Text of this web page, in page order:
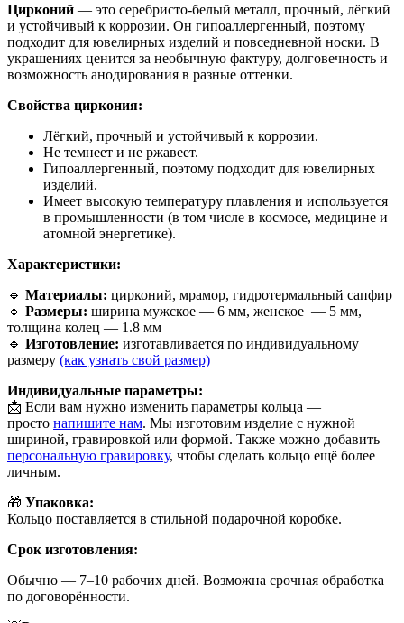
Цирконий — это серебристо-белый металл, прочный, лёгкий
и устойчивый к коррозии. Он гипоаллергенный, поэтому
подходит для ювелирных изделий и повседневной носки. В
украшениях ценится за необычную фактуру, долговечность и
возможность анодирования в разные оттенки.
Свойства циркония:
Лёгкий, прочный и устойчивый к коррозии.
Не темнеет и не ржавеет.
Гипоаллергенный, поэтому подходит для ювелирных
изделий.
Имеет высокую температуру плавления и используется
в промышленности (в том числе в космосе, медицине и
атомной энергетике).
Характеристики:
🔹 Материалы: цирконий, мрамор, гидротермальный сапфир
🔹 Размеры: ширина мужское — 6 мм, женское — 5 мм,
толщина колец — 1.8 мм
🔹 Изготовление: изготавливается по индивидуальному
размеру (как узнать свой размер)
Индивидуальные параметры:
📩 Если вам нужно изменить параметры кольца —
просто напишите нам. Мы изготовим изделие с нужной
шириной, гравировкой или формой. Также можно добавить
персональную гравировку, чтобы сделать кольцо ещё более
личным.
🎁 Упаковка:
Кольцо поставляется в стильной подарочной коробке.
Срок изготовления:
Обычно — 7–10 рабочих дней. Возможна срочная обработка
по договорённости.